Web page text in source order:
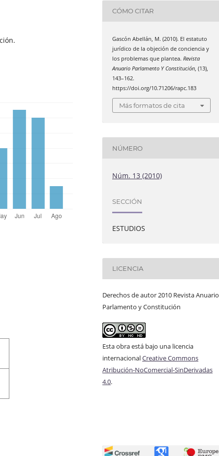
CÓMO CITAR
Gascón Abellán, M. (2010). El estatuto
jurídico de la objeción de conciencia y
los problemas que plantea.Revista
Anuario Parlamento Y Constitución, (13),
143–162.
https://doi.org/10.71206/rapc.183
Más formatos de cita
NÚMERO
Núm. 13 (2010)
SECCIÓN
ESTUDIOS
LICENCIA
Derechos de autor 2010 Revista Anuario
Parlamento y Constitución
Esta obra está bajo una licencia
internacionalCreative Commons
Atribución-NoComercial-SinDerivadas
4.0.